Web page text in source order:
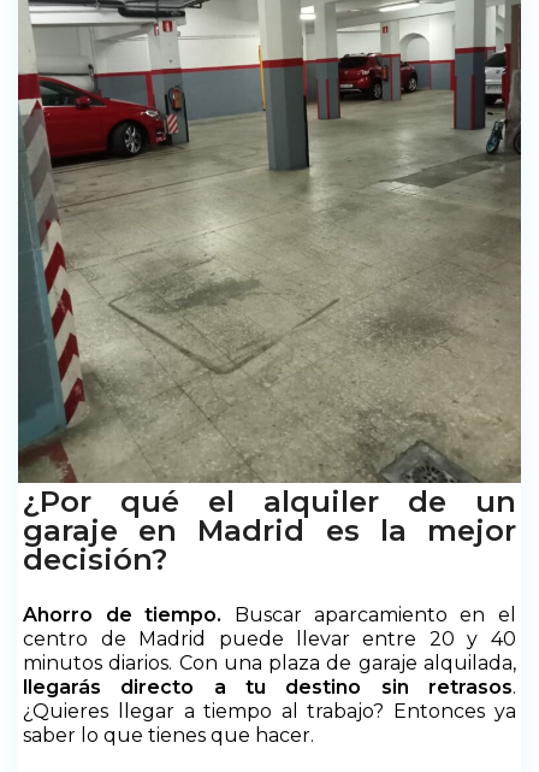
¿Por qué el alquiler de un
garaje en Madrid es la mejor
decisión?
Ahorro de tiempo. Buscar aparcamiento en el
centro de Madrid puede llevar entre 20 y 40
minutos diarios. Con una plaza de garaje alquilada,
llegarás directo a tu destino sin retrasos.
¿Quieres llegar a tiempo al trabajo? Entonces ya
saber lo que tienes que hacer.